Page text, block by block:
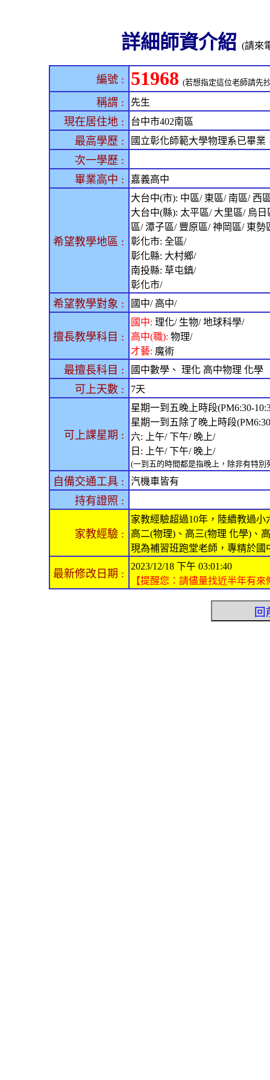
詳細師資介紹 (請來
編號 : 51968 (若想指定這位老師請先
稱謂 : 先生
現在居住地 : 台中市402南區
最高學歷 : 國立彰化師範大學物理系已畢業
次一學歷 :
畢業高中 :
嘉義高中
希望教學地區 :
大台中(市): 中區/ 東區/ 南區/ 西
大台中(縣): 太平區/ 大里區/ 烏
區/ 潭子區/ 豐原區/ 神岡區/ 東勢
彰化市: 全區/
彰化縣: 大村鄉/
南投縣: 草屯鎮/
彰化市/
希望教學對象 : 國中/ 高中/
擅長教學科目 :
國中: 理化/ 生物/ 地球科學/
高中(職): 物理/
才藝: 魔術
最擅長科目 : 國中數學、 理化 高中物理 化學
可上天數 : 7天
可上課星期 :
星期一到五晚上時段(PM6:30-
星期一到五除了晚上時段
六: 上午/ 下午/ 晚上/
日: 上午/ 下午/ 晚上/
(一到五的時間都是指晚上，除非有特別
自備交通工具 : 汽機車皆有
持有證照 :
家教經驗 :
家教經驗超過10年，陸續教過
高二(物理)、高三(物理 化學)、
現為補習班跑堂老師，專精於國
最新修改日期 :
2023/12/18 下午 03:01:40
【提醒您：請儘量找近半年有